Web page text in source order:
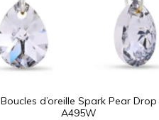
Boucles d’oreille Spark Pear Drop
A495W